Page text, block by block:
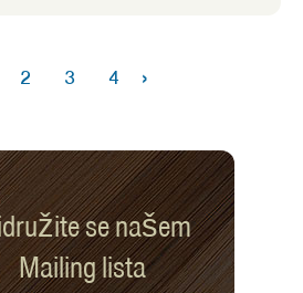
mogu uklopiti u vašu
2 3 4 ›
se našem
Mailing lista